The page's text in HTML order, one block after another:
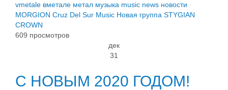
vmetale вметале метал музыка music news новости
MORGION Cruz Del Sur Music Новая группа STYGIAN
CROWN
609 просмотров
дек
31
С НОВЫМ 2020 ГОДОМ!